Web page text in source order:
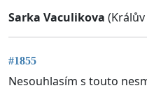
Sarka Vaculikova (Králův
#1855
Nesouhlasím s touto